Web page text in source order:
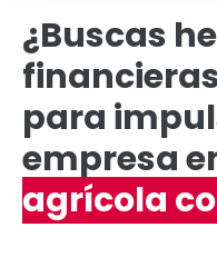
¿Buscas
para
empresa
agrícola